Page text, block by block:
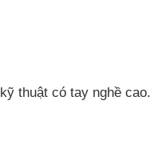
thuật có tay nghề cao.